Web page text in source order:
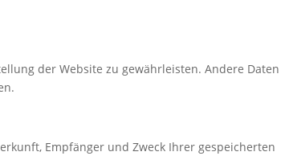
der Website zu gewährleisten. Andere Daten
Empfänger und Zweck Ihrer gespeicherten